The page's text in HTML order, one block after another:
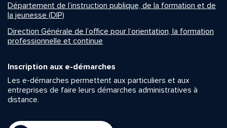
Département de l’instruction publique, de la formation et de
la jeunesse (DIP)
Direction Générale de l’office pour l’orientation, la formation
professionnelle et continue
Inscription aux e-démarches
Les e-démarches permettent aux particuliers et aux
entreprises de faire leurs démarches administratives à
distance.